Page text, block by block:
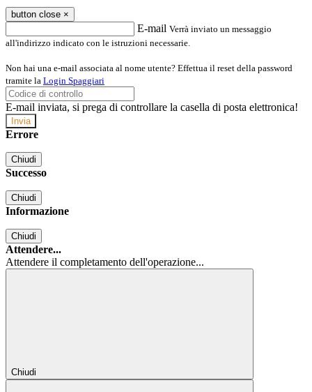
button close ×
E-mail Verrà inviato un messaggio
all'indirizzo indicato con le istruzioni necessarie.
Non hai una e-mail associata al nome utente? Effettua il reset della password
tramite la Login Spaggiari
E-mail inviata, si prega di controllare la casella di posta elettronica!
Errore
Chiudi
Successo
Chiudi
Informazione
Chiudi
Attendere...
Attendere il completamento dell'operazione...
Chiudi